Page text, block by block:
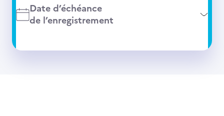
Date d’échéance
de l’enregistrement